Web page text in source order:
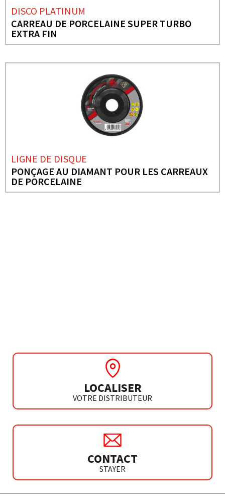
DISCO PLATINUM
CARREAU DE PORCELAINE SUPER TURBO
EXTRA FIN
LIGNE DE DISQUE
PONÇAGE AU DIAMANT POUR LES CARREAUX
DE PORCELAINE
LOCALISER
VOTRE DISTRIBUTEUR
CONTACT
STAYER